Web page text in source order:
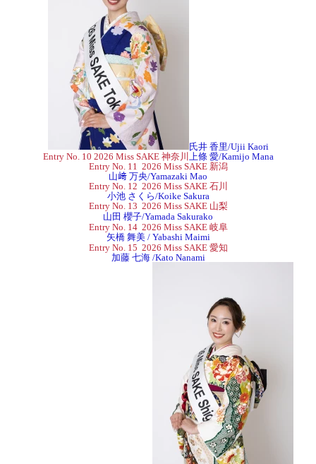
氏井 香里/Ujii Kaori
Entry No. 10 2026 Miss SAKE 神奈川
上條 愛/Kamijo Mana
Entry No. 11 2026 Miss SAKE 新潟
山﨑 万央/Yamazaki Mao
Entry No. 12 2026 Miss SAKE 石川
小池 さくら/Koike Sakura
Entry No. 13 2026 Miss SAKE 山梨
山田 櫻子/Yamada Sakurako
Entry No. 14 2026 Miss SAKE 岐阜
矢橋 舞美 / Yabashi Maimi
Entry No. 15 2026 Miss SAKE 愛知
加藤 七海 /Kato Nanami